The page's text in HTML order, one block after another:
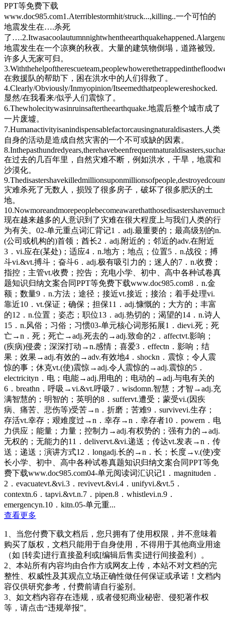
PPT等免费下载
www.doc985.com1.Aterriblestormhit/struck...,killing..一个可怕的
地震发生在….杀死
了
地震发生在一个凉爽的秋夜。大量的建筑物倒塌，道路被毁,
许多人无家可归。
在救援队的帮助下，困在洪水中的人们得救了。
4.Clearly/Obviously/Inmyopinion/Itseemedthatpeoplewereshocked.
显然/在我看来/似乎人们震惊了。
6.Thewholecitywasinruinsaftertheearthquake.地震后整个城市成了
一片废墟。
7.Humanactivityisanindispensablefactorcausingnaturaldisasters.人类
自身的活动是造成自然灾害的一个不可或缺的因素。
在过去的几百年里，自然灾难不断，例如洪水，干旱，地震和
沙漠化。
灾难杀死了无数人，损毁了很多房子，破坏了很多肥沃的土
地。
现在越来越多的人意识到了灾难在很大程度上与我们人类的行
为有关。02-单元重点词汇背记1．adj.最重要的；最高级别的n.
(公司或机构的)首领；酋长2．adj.附近的；邻近的adv.在附近
3．vi.应在(某处)；适应4．n.地方；地点；位置5．n.战役；搏
斗vi.&vt.搏斗；奋斗6．adj.极有吸引力的；迷人的7．n.收费；
指控；主管vt.收费；控告；充电小学、初中、高中各种试卷真
题知识归纳文案合同PPT等免费下载www.doc985.com8．n.金
额；数量9．n.方法；途径；接近vt.接近；接洽；着手处理vi.
靠近10．vt.保证；确保；担保11．adj.慷慨的；大方的；丰富
的12．n.位置；姿态；职位13．adj.热切的；渴望的14．n.诗人
15．n.风俗；习俗；习惯03-单元核心词形拓展1．dievi.死；死
亡→n．死；死亡→adj.死去的→adj.致命的2．affectvt.影响；
(疾病)侵袭；深深打动→n.感情；喜爱3．effectn．影响；结
果；效果→adj.有效的→adv.有效地4．shockn．震惊；令人震
惊的事；休克vt.(使)震惊→adj.令人震惊的→adj.震惊的5．
electricityn．电；电能→adj.用电的；电动的→adj.与电有关的
6．breathn．呼吸→vi.&vt.呼吸7．wisdomn.智慧；才智→adj.充
满智慧的；明智的；英明的8．suffervt.遭受；蒙受vi.(因疾
病、痛苦、悲伤等)受苦→n．折磨；苦难9．survivevi.生存；
存活vt.幸存；艰难度过→n．幸存→n．幸存者10．powern．电
力供应；能量；力量；控制力→adj.有权势的；强有力的→adj.
无权的；无能力的11．delivervt.&vi.递送；传达vt.发表→n．传
送；递送；演讲方式12．longadj.长的→n．长；长度→v.(使)变
长小学、初中、高中各种试卷真题知识归纳文案合同PPT等免
费下载www.doc985.com04-单元阅读词汇识记1．magnituden．
2．evacuatevt.&vi.3．revivevt.&vi.4．unifyvi.&vt.5．
contextn.6．tapvi.&vt.n.7．pipen.8．whistlevi.n.9．
emergencyn.10．kitn.05-单元重...
查看更多
1、当您付费下载文档后，您只拥有了使用权限，并不意味着
购买了版权，文档只能用于自身使用，不得用于其他商业用途
（如 [转卖]进行直接盈利或[编辑后售卖]进行间接盈利）。
2、本站所有内容均由合作方或网友上传，本站不对文档的完
整性、权威性及其观点立场正确性做任何保证或承诺！文档内
容仅供研究参考，付费前请自行鉴别。
3、如文档内容存在违规，或者侵犯商业秘密、侵犯著作权
等，请点击“违规举报”。